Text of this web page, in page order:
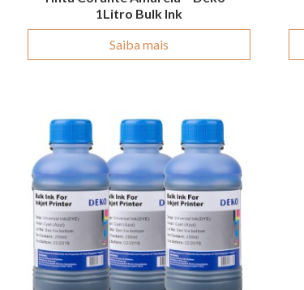
1Litro Bulk Ink
Saiba mais